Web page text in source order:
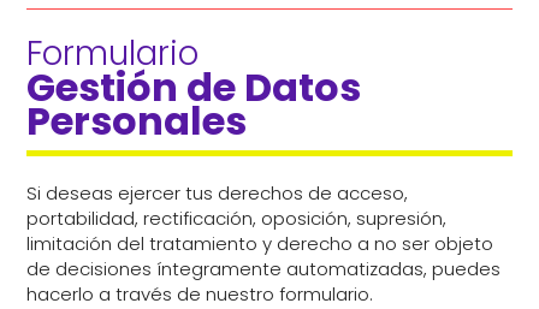
Formulario
Gestión de Datos
Personales
Si deseas ejercer tus derechos de acceso,
portabilidad, rectificación, oposición, supresión,
limitación del tratamiento y derecho a no ser objeto
de decisiones íntegramente automatizadas, puedes
hacerlo a través de nuestro formulario.